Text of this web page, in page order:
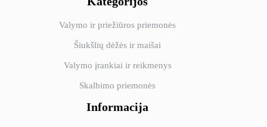
Valymo ir priežiūros priemonės
Šiukšlių dėžės ir maišai
Valymo įrankiai ir reikmenys
Skalbimo priemonės
Informacija